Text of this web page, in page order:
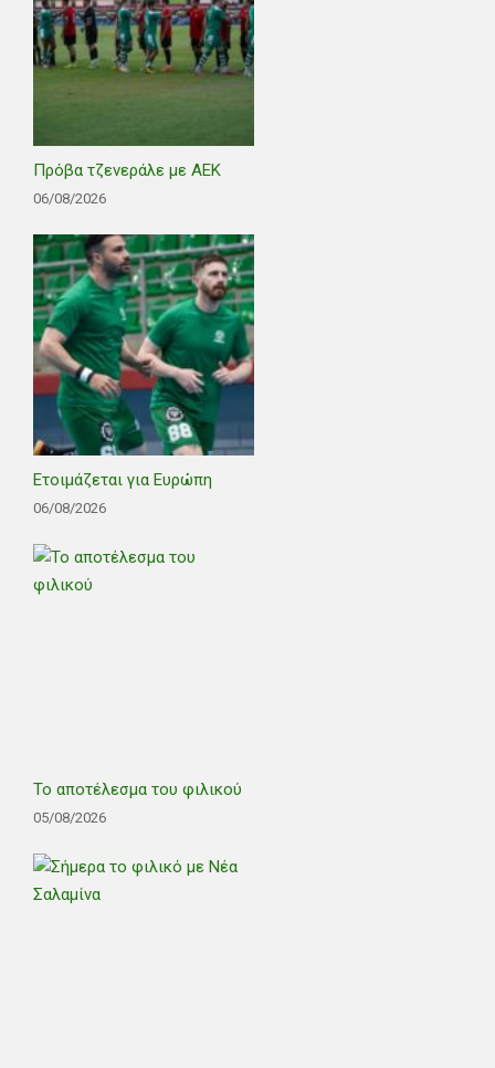
Πρόβα τζενεράλε με ΑΕΚ
06/08/2026
Ετοιμάζεται για Ευρώπη
06/08/2026
Το αποτέλεσμα του φιλικού
05/08/2026